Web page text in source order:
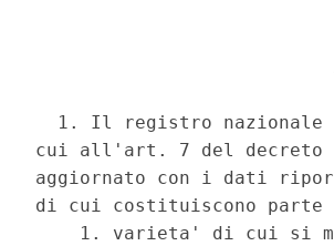
1. Il registro nazionale
cui all'art. 7 del decreto
aggiornato con i dati
di cui costituiscono parte
1. varieta' di cui si